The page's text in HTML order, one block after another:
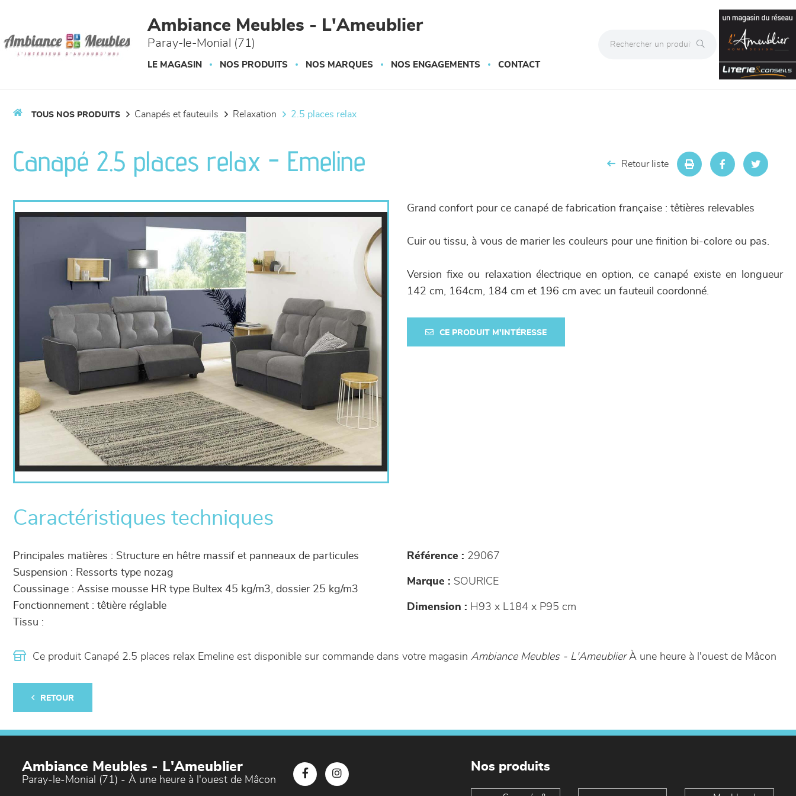
Ambiance Meubles - L'Ameublier
Paray-le-Monial (71)
LE MAGASIN NOS PRODUITS NOS MARQUES NOS ENGAGEMENTS CONTACT
TOUS NOS PRODUITS canapés et fauteuils relaxation 2.5 places relax
Canapé 2.5 places relax - Emeline Retour liste
Grand confort pour ce canapé de fabrication française : têtières relevables
Cuir ou tissu, à vous de marier les couleurs pour une finition bi-colore ou pas.
Version fixe ou relaxation électrique en option, ce canapé existe en longueur
142 cm, 164cm, 184 cm et 196 cm avec un fauteuil coordonné.
CE PRODUIT M'INTÉRESSE
Caractéristiques techniques
Principales matières : Structure en hêtre massif et panneaux de particules
Suspension : Ressorts type nozag
Coussinage : Assise mousse HR type Bultex 45 kg/m3, dossier 25 kg/m3
Fonctionnement : têtière réglable
Tissu :
Référence : 29067
Marque : SOURICE
Dimension : H93 x L184 x P95 cm
Ce produit Canapé 2.5 places relax Emeline est disponible sur commande dans votre magasin Ambiance Meubles - L'AmeublierÀ une heure à l'ouest de Mâcon
RETOUR
Ambiance Meubles - L'Ameublier
Paray-le-Monial (71) - À une heure à l'ouest de Mâcon
Nos produits